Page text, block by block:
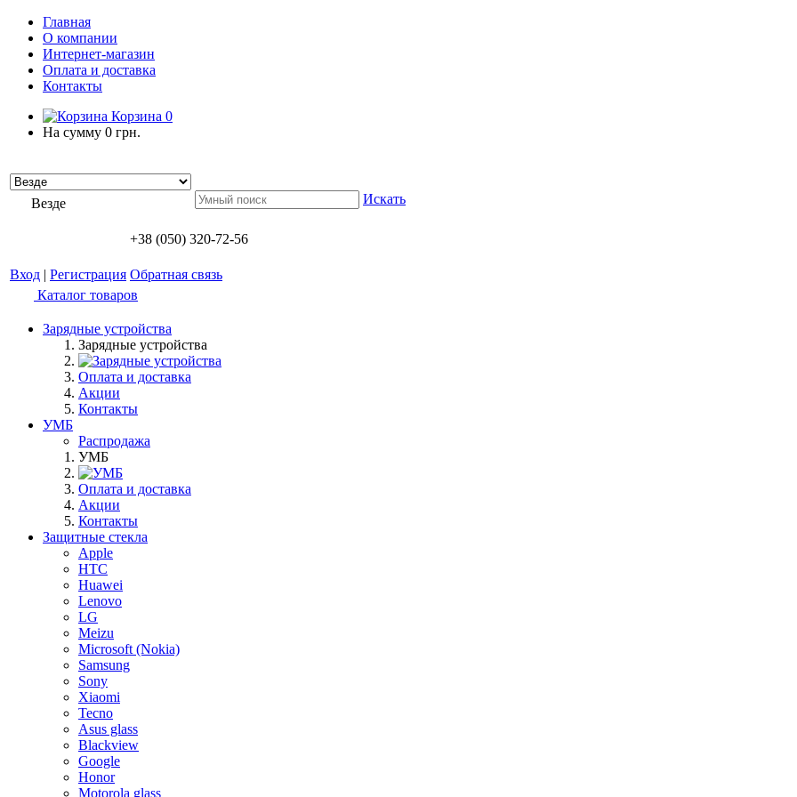
Главная
О компании
Интернет-магазин
Оплата и доставка
Контакты
Корзина 0
На сумму 0 грн.
Везде Искать
+38 (050) 320-72-56
Вход | Регистрация Обратная связь
Каталог товаров
Зарядные устройства
Зарядные устройства
Оплата и доставка
Акции
Контакты
УМБ
Распродажа
УМБ
Оплата и доставка
Акции
Контакты
Защитные стекла
Apple
HTC
Huawei
Lenovo
LG
Meizu
Microsoft (Nokia)
Samsung
Sony
Xiaomi
Tecno
Asus glass
Blackview
Google
Honor
Motorola glass